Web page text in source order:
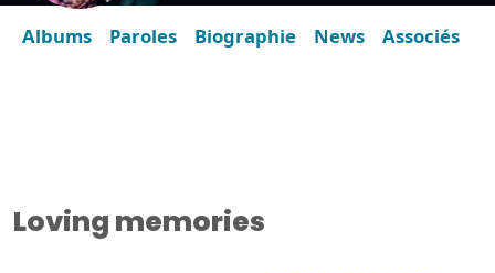
Albums Paroles Biographie News Associés
Loving memories